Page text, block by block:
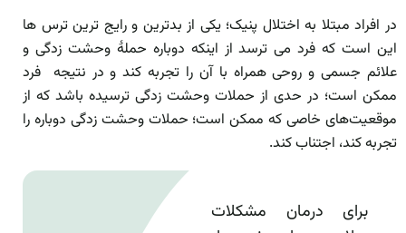
در افراد مبتلا به اختلال پنیک؛ یکی از بدترین و رایج ترین ترس ها
این است که فرد می ترسد از اینکه دوباره حملۀ وحشت زدگی و
علائم جسمی و روحی همراه با آن را تجربه کند و در نتیجه فرد
ممکن است؛ در حدی از حملات وحشت زدگی ترسیده باشد که از
موقعیت‌های خاصی که ممکن است؛ حملات وحشت زدگی دوباره را
تجربه کند، اجتناب کند.
برای درمان مشکلات